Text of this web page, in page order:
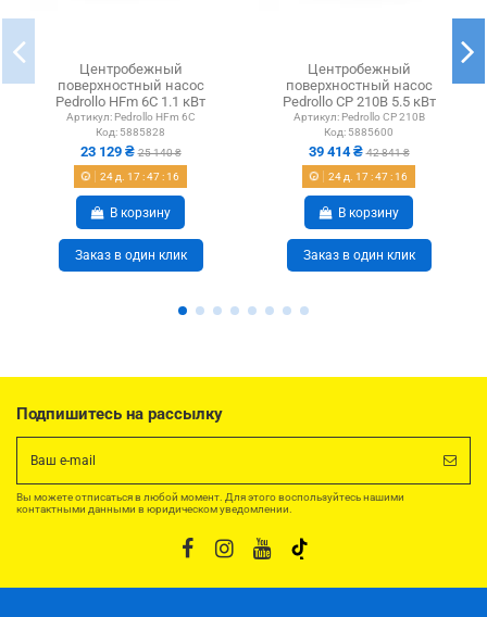
Центробежный
поверхностный насос
Pedrollo HFm 6C 1.1 кВт
Артикул: Pedrollo HFm 6C
Код: 5885828
23 129 ₴25 140 ₴
24д. 17:47: 15
В корзину
Заказ в один клик
Центробежный
поверхностный насос
Pedrollo CP 210B 5.5 кВт
Артикул: Pedrollo CP 210B
Код: 5885600
39 414 ₴42 841 ₴
24д. 17:47: 15
В корзину
Заказ в один клик
Подпишитесь на рассылку
Вы можете отписаться в любой момент. Для этого воспользуйтесь нашими
контактными данными в юридическом уведомлении.